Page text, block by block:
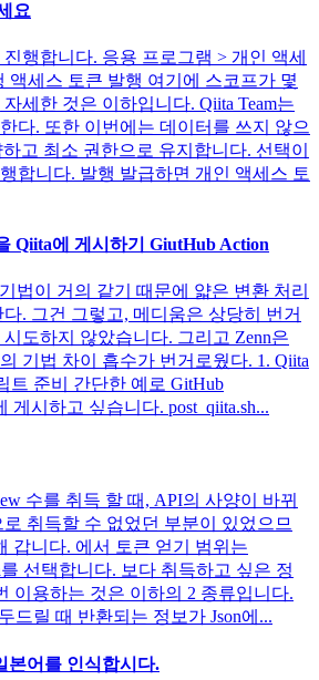
요
행합니다. 응용 프로그램 > 개인 액세
액세스 토큰 발행 여기에 스코프가 몇
세한 것은 이하입니다. Qiita Team는
다. 또한 이번에는 데이터를 쓰지 않으
고 최소 권한으로 유지합니다. 선택이
합니다. 발행 발급하면 개인 액세스 토
Qiita에 게시하기 GiutHub Action
법이 거의 같기 때문에 얇은 변환 처리
. 그건 그렇고, 메디움은 상당히 번거
도하지 않았습니다. 그리고 Zenn은
기법 차이 흡수가 번거로웠다. 1. Qiita
트 준비 간단한 예로 GitHub
게시하고 싶습니다. post_qiita.sh...
수를 취득 할 때, API의 사양이 바뀌
취득할 수 없었던 부분이 있었으므
갑니다. 에서 토큰 얻기 범위는
를 선택합니다. 보다 취득하고 싶은 정
이용하는 것은 이하의 2 종류입니다.
드릴 때 반환되는 정보가 Json에...
본어를 인식합시다.